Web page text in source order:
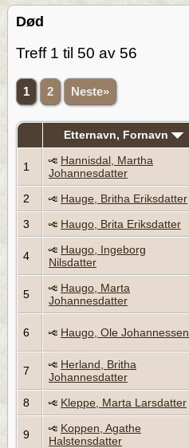
Død
Treff 1 til 50 av 56
1 2 Neste»
Etternavn, Fornavn
1
Hannisdal, Martha
Johannesdatter
2 Hauge, Britha Eriksdatter
3
Haugo, Brita Eriksdatter
4
Haugo, Ingeborg
Nilsdatter
5
Haugo, Marta
Johannesdatter
6 Haugo, Ole Johannessen
7
Herland, Britha
Johannesdatter
8 Kleppe, Marta Larsdatter
9
Koppen, Agathe
Halstensdatter